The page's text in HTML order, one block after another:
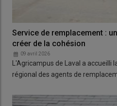
Service de remplacement :
créer de la cohésion
09 avril 2026
L'Agricampus de Laval a accueilli
régional des agents de